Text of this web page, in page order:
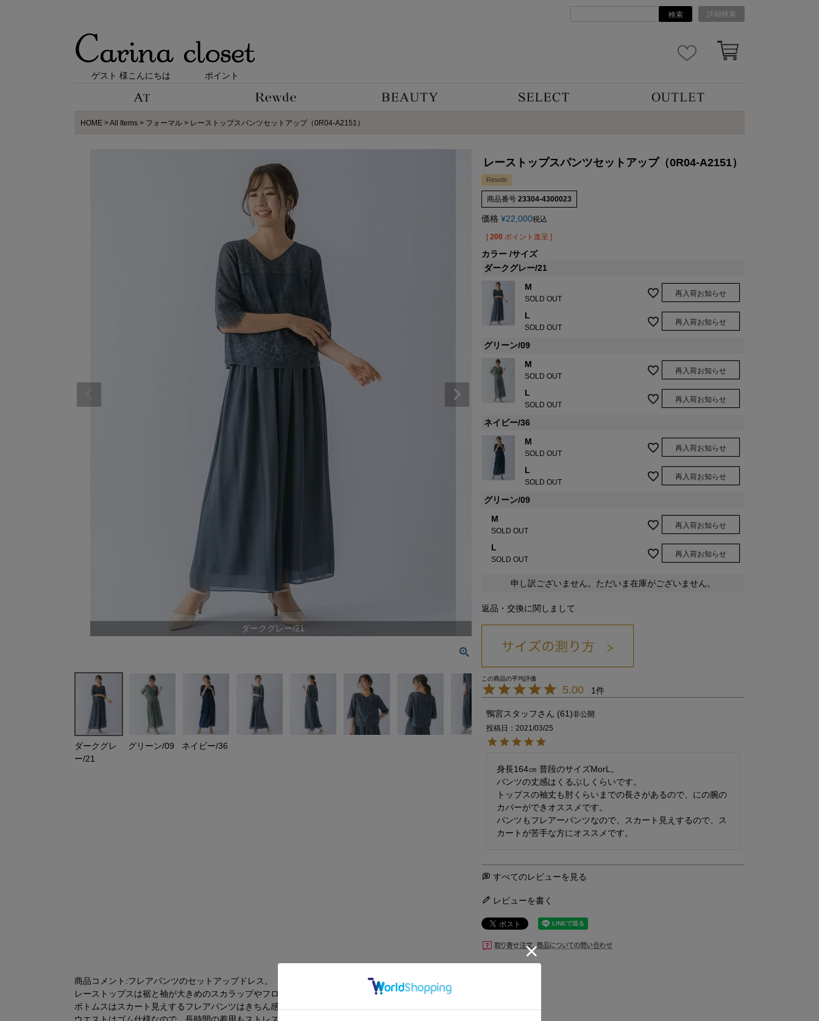
検索 詳細検索
ゲスト 様こんにちは ポイント
HOME All Items フォーマル レーストップスパンツセットアップ（0R04-A2151）
ダークグレー/21 グリーン/09
ダークグレ
ー/21
グリーン/09 ネイビー/36
レーストップスパンツセットアップ（0R04-A2151）
Rewde
商品番号 23304-4300023
価格 ¥22,000税込
[ 200 ポイント進呈 ]
カラー サイズ
ダークグレー/21
M
SOLD OUT
再入荷お知らせ
L
SOLD OUT
再入荷お知らせ
グリーン/09
M
SOLD OUT
再入荷お知らせ
L
SOLD OUT
再入荷お知らせ
ネイビー/36
M
SOLD OUT
再入荷お知らせ
L
SOLD OUT
再入荷お知らせ
グリーン/09
M
SOLD OUT
再入荷お知らせ
L
SOLD OUT
再入荷お知らせ
申し訳ございません。ただいま在庫がございません。
返品・交換に関しまして
5.00 1
鴨宮スタッフ 61 非公開
投稿日
2021/03/25
身長164㎝ 普段のサイズMorL。
パンツの丈感はくるぶしくらいです。
トップスの袖丈も肘くらいまでの長さがあるので、にの腕の
カバーができオススメです。
パンツもフレアーパンツなので、スカート見えするので、ス
カートが苦手な方にオススメです。
すべてのレビューを見る
レビューを書く
商品コメント:フレアパンツのセットアップドレス。
レーストップスは裾と袖が大きめのスカラップやフロントのテープレースで、他と差を付けるこだわりのデザイン。
ボトムスはスカート見えするフレアパンツはきちん感のあるアイテム。